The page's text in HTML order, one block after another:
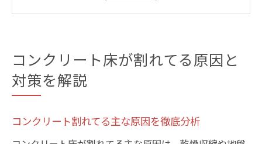
割れてる床を守るための日常点検ポイント
ひび割れ補修なら安心を守る手順とは
点
コンクリート床が割れてる原因と
対策を解説
コンクリート割れてる主な原因を徹底分析